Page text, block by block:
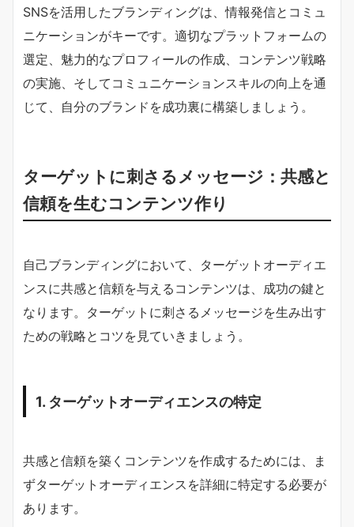
SNSを活用したブランディングは、情報発信とコミュ
ニケーションがキーです。適切なプラットフォームの
選定、魅力的なプロフィールの作成、コンテンツ戦略
の実施、そしてコミュニケーションスキルの向上を通
じて、自分のブランドを成功裏に構築しましょう。
ターゲットに刺さるメッセージ：共感と
信頼を生むコンテンツ作り
自己ブランディングにおいて、ターゲットオーディエ
ンスに共感と信頼を与えるコンテンツは、成功の鍵と
なります。ターゲットに刺さるメッセージを生み出す
ための戦略とコツを見ていきましょう。
1. ターゲットオーディエンスの特定
共感と信頼を築くコンテンツを作成するためには、ま
ずターゲットオーディエンスを詳細に特定する必要が
あります。